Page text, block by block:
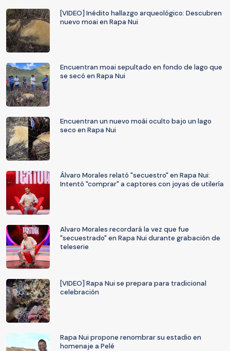
[VIDEO] Inédito hallazgo arqueológico: Descubren
nuevo moai en Rapa Nui
Encuentran moai sepultado en fondo de lago que
se secó en Rapa Nui
Encuentran un nuevo moái oculto bajo un lago
seco en Rapa Nui
Álvaro Morales relató "secuestro" en Rapa Nui:
Intentó "comprar" a captores con joyas de utilería
Alvaro Morales recordará la vez que fue
"secuestrado" en Rapa Nui durante grabación de
teleserie
[VIDEO] Rapa Nui se prepara para tradicional
celebración
Rapa Nui propone renombrar su estadio en
homenaje a Pelé